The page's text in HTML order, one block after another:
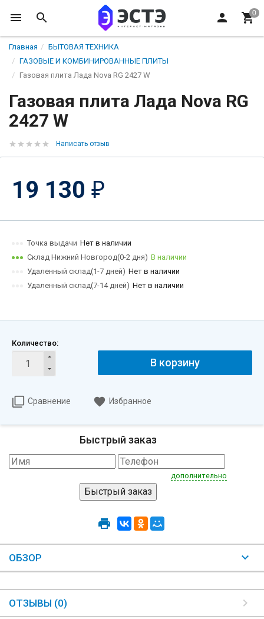
Главная
БЫТОВАЯ ТЕХНИКА
ГАЗОВЫЕ И КОМБИНИРОВАННЫЕ ПЛИТЫ
Газовая плита Лада Nova RG 2427 W
Газовая плита Лада Nova RG
2427 W
Написать отзыв
19 130 ₽
Точка выдачи Нет в наличии
Склад Нижний Новгород(0-2 дня) В наличии
Удаленный склад(1-7 дней) Нет в наличии
Удаленный склад(7-14 дней) Нет в наличии
Количество:
В корзину
Сравнение Избранное
Быстрый заказ
дополнительно
ОБЗОР
ОТЗЫВЫ (0)